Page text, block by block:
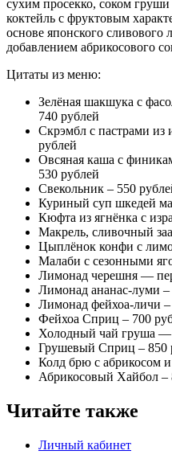
сухим просекко, соком
коктейль с фруктовым
основе японского
добавлением абрикосового
Цитаты из меню:
Зелёная шакшука с
740 рублей
Скрэмбл с пастрами
рублей
Овсяная каша с
530 рублей
Свекольник – 550
Куриный суп шкедей
Кюфта из ягнёнка с
Макрель, сливочный
Цыплёнок конфи с
Малаби с сезонными
Лимонад черешня —
Лимонад ананас-луми
Лимонад фейхоа-личи
Фейхоа Сприц – 700
Холодный чай груша —
Грушевый Сприц – 850
Колд брю с абрикосом
Абрикосовый Хайбол –
Читайте также
Личный кабинет